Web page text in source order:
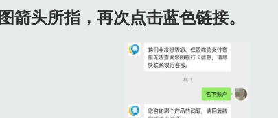
箭头所指，再次点击蓝色链接。